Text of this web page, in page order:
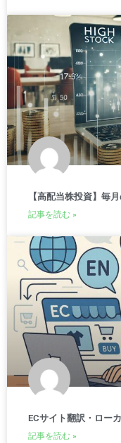
【高配当株投資】毎
記事を読む »
ECサイト翻訳・ロー
記事を読む »